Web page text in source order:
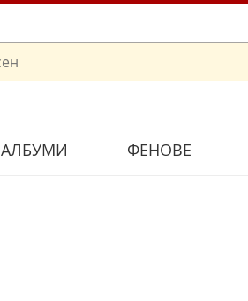
АЛБУМИ ФЕНОВЕ